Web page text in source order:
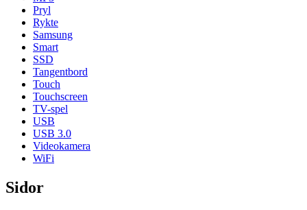
Pryl
Rykte
Samsung
Smart
SSD
Tangentbord
Touch
Touchscreen
TV-spel
USB
USB 3.0
Videokamera
WiFi
Sidor